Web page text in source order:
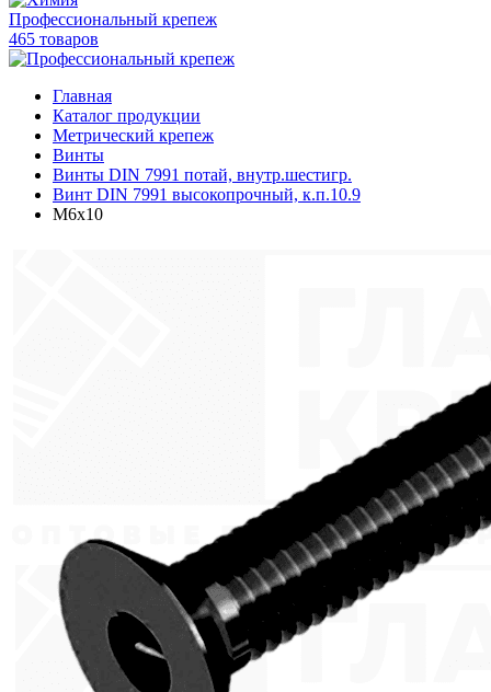
Профессиональный крепеж
465 товаров
Главная
Каталог продукции
Метрический крепеж
Винты
Винты DIN 7991 потай, внутр.шестигр.
Винт DIN 7991 высокопрочный, к.п.10.9
M6х10